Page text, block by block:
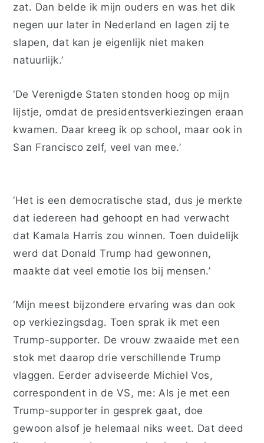
zat. Dan belde ik mijn ouders en was het dik
negen uur later in Nederland en lagen zij te
slapen, dat kan je eigenlijk niet maken
natuurlijk.’
‘De Verenigde Staten stonden hoog op mijn
lijstje, omdat de presidentsverkiezingen eraan
kwamen. Daar kreeg ik op school, maar ook in
San Francisco zelf, veel van mee.’
‘Het is een democratische stad, dus je merkte
dat iedereen had gehoopt en had verwacht
dat Kamala Harris zou winnen. Toen duidelijk
werd dat DonaldTrump had gewonnen,
maakte dat veel emotie los bij mensen.’
‘Mijn meest bijzondere ervaring was dan ook
op verkiezingsdag. Toen sprak ik met een
Trump-supporter. De vrouw zwaaide met een
stok met daarop drie verschillende Trump
vlaggen. Eerder adviseerde Michiel Vos,
correspondent in de VS, me: Als je met een
Trump-supporter in gesprek gaat, doe
gewoon alsof je helemaal niks weet. Dat deed